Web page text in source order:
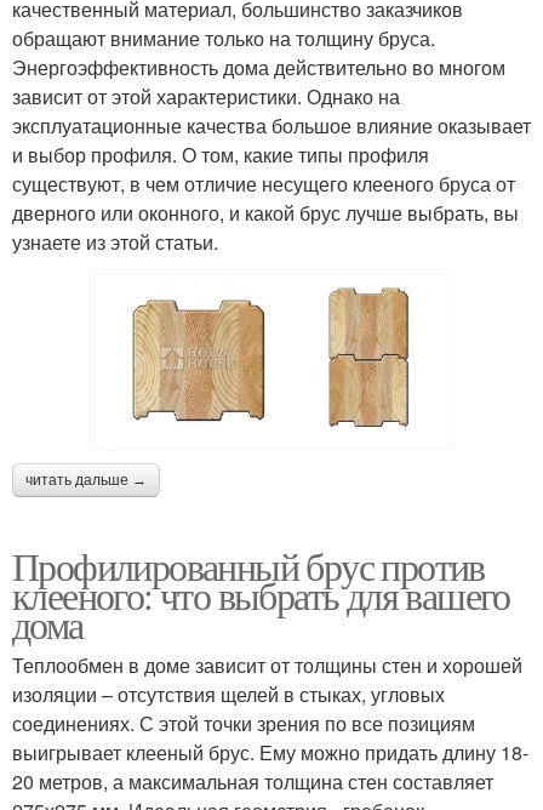
качественный материал, большинство заказчиков
обращают внимание только на толщину бруса.
Энергоэффективность дома действительно во многом
зависит от этой характеристики. Однако на
эксплуатационные качества большое влияние оказывает
и выбор профиля. О том, какие типы профиля
существуют, в чем отличие несущего клееного бруса от
дверного или оконного, и какой брус лучше выбрать, вы
узнаете из этой статьи.
читать дальше →
Профилированный брус против
клееного: что выбрать для вашего
дома
Теплообмен в доме зависит от толщины стен и хорошей
изоляции – отсутствия щелей в стыках, угловых
соединениях. С этой точки зрения по все позициям
выигрывает клееный брус. Ему можно придать длину 18-
20 метров, а максимальная толщина стен составляет